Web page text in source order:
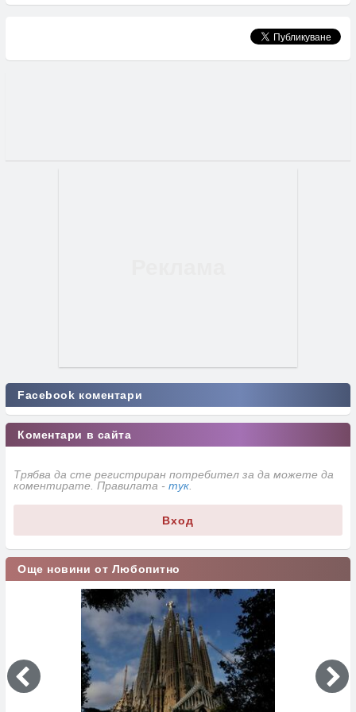
Facebook коментари
Коментари в сайта
Трябва да сте регистриран потребител за да можете да
коментирате. Правилата - тук
Вход
Още новини от Любопитно